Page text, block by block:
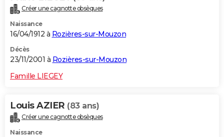
Créer une cagnotte obsèques
Naissance
16/04/1912 à Rozières-sur-Mouzon
Décès
23/11/2001 à Rozières-sur-Mouzon
Famille LIEGEY
Louis AZIER (83 ans)
Créer une cagnotte obsèques
Naissance